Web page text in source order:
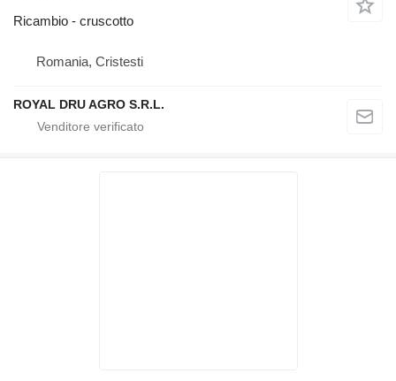
Ricambio - cruscotto
Romania, Cristesti
ROYAL DRU AGRO S.R.L.